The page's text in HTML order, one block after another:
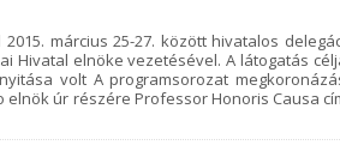
március 25-27. között hivatalos
Hivatal elnöke vezetésével. A látogatás
volt A programsorozat
elnök úr részére Professor Honoris Causa